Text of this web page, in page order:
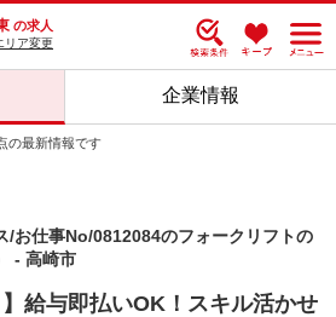
の求人
リア変更
企業情報
の最新情報です
/お仕事No/0812084のフォークリフトの
- 高崎市
】給与即払いOK！スキル活かせ